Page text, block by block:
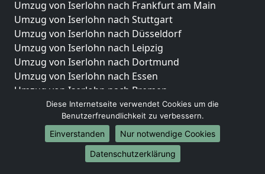
Umzug von Iserlohn nach Frankfurt am Main
Umzug von Iserlohn nach Stuttgart
Umzug von Iserlohn nach Düsseldorf
Umzug von Iserlohn nach Leipzig
Umzug von Iserlohn nach Dortmund
Umzug von Iserlohn nach Essen
Umzug von Iserlohn nach Bremen
Umzug von Iserlohn nach Dresden
Umzug von Iserlohn nach Hannover
Umzug von Iserlohn nach Nürnberg
Umzug von Iserlohn nach Duisburg
Umzug von Iserlohn nach Bochum
Diese Internetseite verwendet Cookies um die
Benutzerfreundlichkeit zu verbessern.
Einverstanden
Nur notwendige Cookies
Datenschutzerklärung